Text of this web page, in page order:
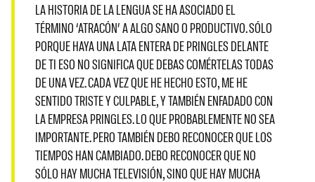
LA HISTORIA DE LA LENGUA SE HA ASOCIADO EL
TÉRMINO ‘ATRACÓN’ A ALGO SANO O PRODUCTIVO. SÓLO
PORQUE HAYA UNA LATA ENTERA DE PRINGLES DELANTE
DE TI ESO NO SIGNIFICA QUE DEBAS COMÉRTELAS TODAS
DE UNA VEZ. CADA VEZ QUE HE HECHO ESTO, ME HE
SENTIDO TRISTE Y CULPABLE, Y TAMBIÉN ENFADADO CON
LA EMPRESA PRINGLES. LO QUE PROBABLEMENTE NO SEA
IMPORTANTE. PERO TAMBIÉN DEBO RECONOCER QUE LOS
TIEMPOS HAN CAMBIADO. DEBO RECONOCER QUE NO
SÓLO HAY MUCHA TELEVISIÓN, SINO QUE HAY MUCHA